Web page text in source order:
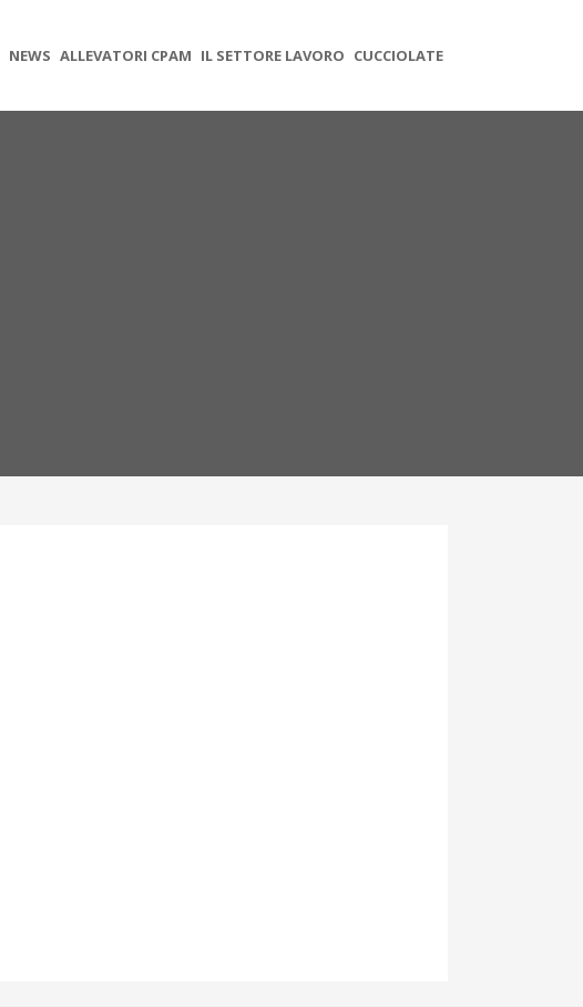
NEWS ALLEVATORI CPAM IL SETTORE LAVORO CUCCIOLATE